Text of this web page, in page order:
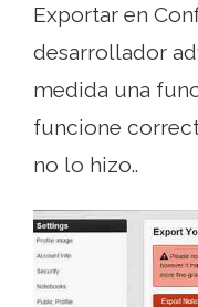
Exportar en
desarrollador
medida una
funcione
no lo hizo..